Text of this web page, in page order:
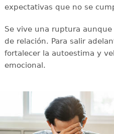
expectativas que no se
Se vive una ruptura
de relación. Para salir
fortalecer la autoestima y
emocional.